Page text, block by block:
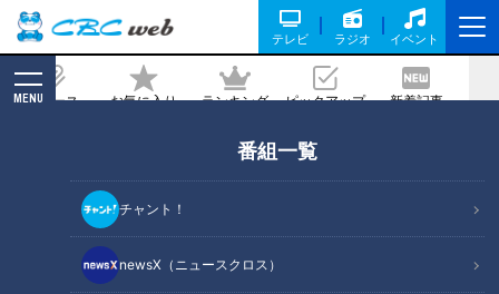
テレビ ラジオ イベント
ニュース お気に入り ランキング ピックアップ 新着記事
MENU
番組一覧
チャント！
newsX（ニュースクロス）
【キユーピー３分クッキング】
2026/05/16 18:00